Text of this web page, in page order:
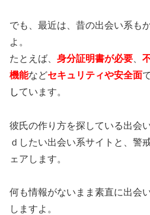
でも、最近は、昔の出会い系も
よ。
たとえば、 身分証明書が必要
機能などセキュリティや安全面
しています。
彼氏の作り方を探している出会
ｄしたい出会い系サイトと、警
ェアします。
何も情報がないまま素直に出会
しますよ。